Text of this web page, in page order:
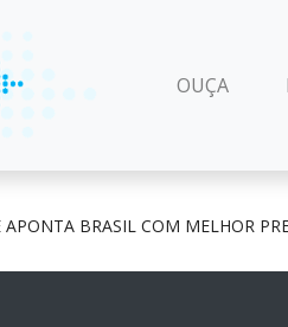
OUÇA
BRASIL COM MELHOR